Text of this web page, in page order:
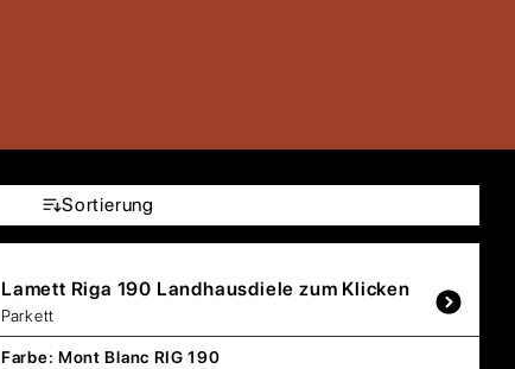
Sortierung
Lamett Riga 190 Landhausdiele zum Klicken
Parkett
Farbe: Mont Blanc RIG 190